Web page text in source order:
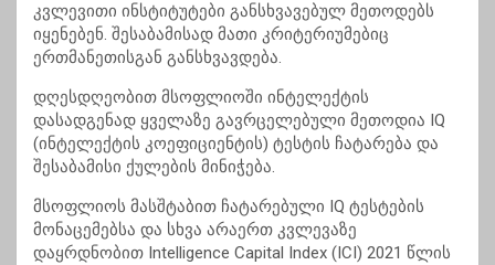
კვლევითი ინსტიტუტები განსხვავებულ მეთოდებს
იყენებენ. შესაბამისად მათი კრიტერიუმებიც
ერთმანეთისგან განსხვავდება.
დღესდღეობით მსოფლიოში ინტელექტის
დასადგენად ყველაზე გავრცელებული მეთოდია IQ
(ინტელექტის კოეფიციენტის) ტესტის ჩატარება და
შესაბამისი ქულების მინიჭება.
მსოფლიოს მასშტაბით ჩატარებული IQ ტესტების
მონაცემებსა და სხვა არაერთ კვლევაზე
დაყრდნობით Intelligence Capital Index (ICI) 2021 წლის